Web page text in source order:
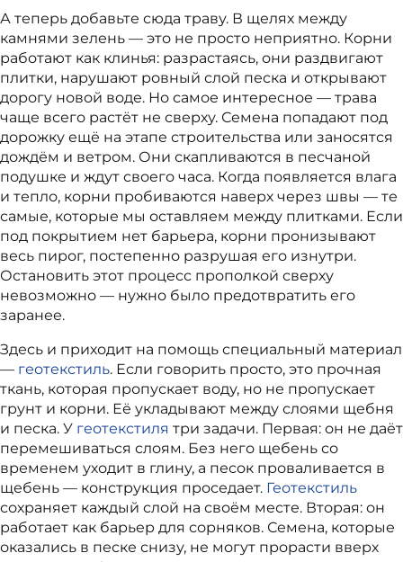
А теперь добавьте сюда траву. В щелях между
камнями зелень — это не просто неприятно. Корни
работают как клинья: разрастаясь, они раздвигают
плитки, нарушают ровный слой песка и открывают
дорогу новой воде. Но самое интересное — трава
чаще всего растёт не сверху. Семена попадают под
дорожку ещё на этапе строительства или заносятся
дождём и ветром. Они скапливаются в песчаной
подушке и ждут своего часа. Когда появляется влага
и тепло, корни пробиваются наверх через швы — те
самые, которые мы оставляем между плитками. Если
под покрытием нет барьера, корни пронизывают
весь пирог, постепенно разрушая его изнутри.
Остановить этот процесс прополкой сверху
невозможно — нужно было предотвратить его
заранее.
Здесь и приходит на помощь специальный материал
— геотекстиль. Если говорить просто, это прочная
ткань, которая пропускает воду, но не пропускает
грунт и корни. Её укладывают между слоями щебня
и песка. У геотекстиля три задачи. Первая: он не даёт
перемешиваться слоям. Без него щебень со
временем уходит в глину, а песок проваливается в
щебень — конструкция проседает. Геотекстиль
сохраняет каждый слой на своём месте. Вторая: он
работает как барьер для сорняков. Семена, которые
оказались в песке снизу, не могут прорасти вверх